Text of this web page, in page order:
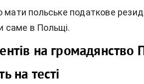
мати польське податкове
саме в Польщі.
на громадянство
на тесті